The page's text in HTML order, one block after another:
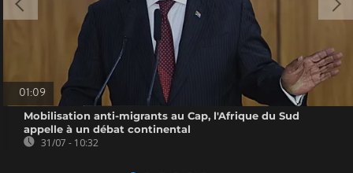
01:09
Mobilisation anti-migrants au Cap, l'Afrique du Sud
appelle à un débat continental
31/07 - 10:32